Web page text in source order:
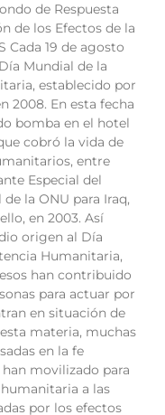
de Respuesta
de los Efectos de la
Cada 19 de agosto
Mundial de la
establecido por
2008. En esta fecha
bomba en el hotel
cobró la vida de
entre
Especial del
la ONU para Iraq,
en 2003. Así
origen al Día
Humanitaria,
han contribuido
para actuar por
en situación de
materia, muchas
en la fe
movilizado para
a las
por los efectos